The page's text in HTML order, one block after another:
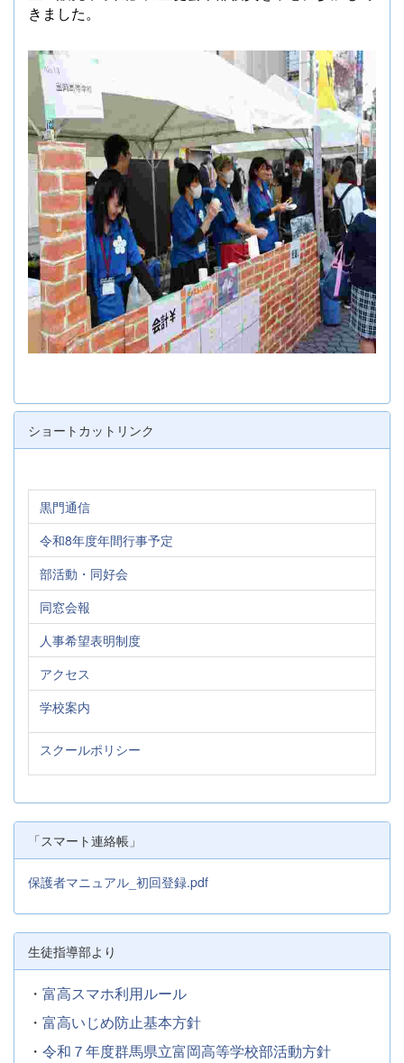
きました。
ショートカットリンク
黒門通信
令和8年度年間行事予定
部活動・同好会
同窓会報
人事希望表明制度
アクセス
学校案内
スクールポリシー
「スマート連絡帳」
保護者マニュアル_初回登録.pdf
生徒指導部より
・ 富高スマホ利用ルール
・ 富高いじめ防止基本方針
・ 令和７年度群馬県立富岡高等学校部活動方針